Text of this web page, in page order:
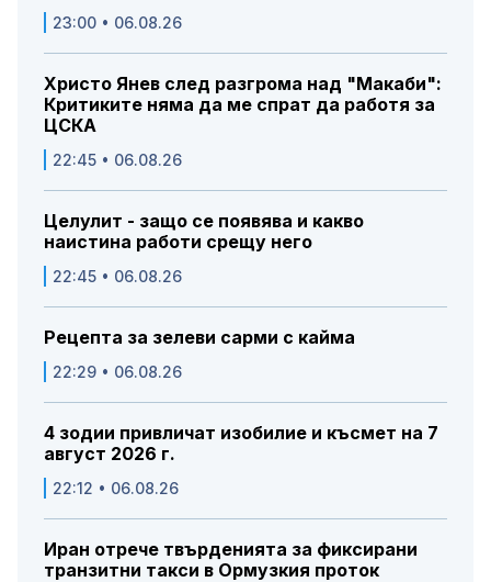
23:00 • 06.08.26
Христо Янев след разгрома над "Макаби":
Критиките няма да ме спрат да работя за
ЦСКА
22:45 • 06.08.26
Целулит - защо се появява и какво
наистина работи срещу него
22:45 • 06.08.26
Рецепта за зелеви сарми с кайма
22:29 • 06.08.26
4 зодии привличат изобилие и късмет на 7
август 2026 г.
22:12 • 06.08.26
Иран отрече твърденията за фиксирани
транзитни такси в Ормузкия проток